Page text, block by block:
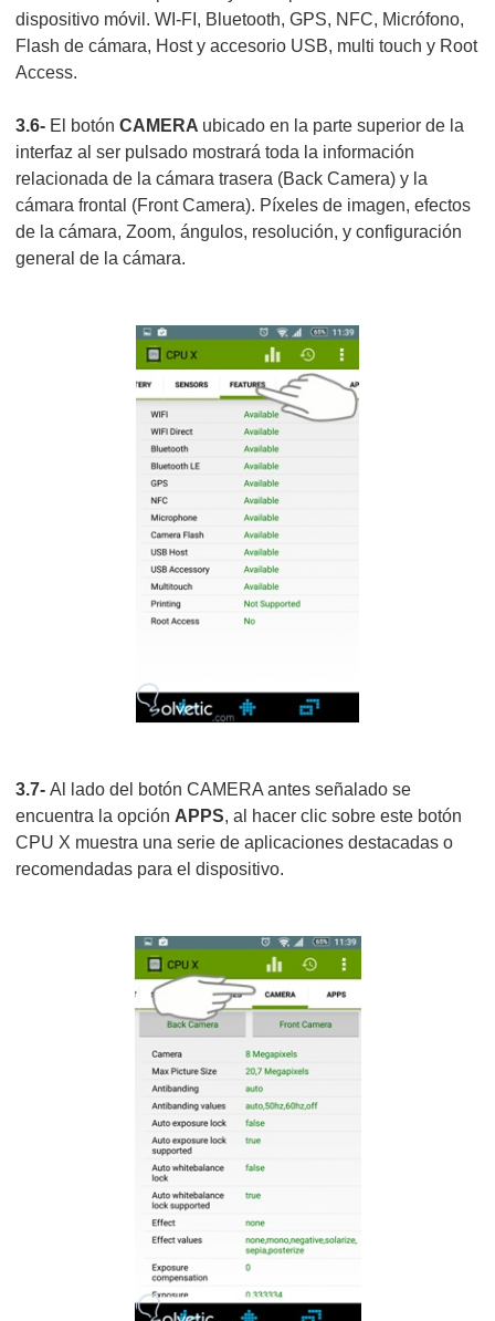
dispositivo móvil. WI-FI, Bluetooth, GPS, NFC, Micrófono,
Flash de cámara, Host y accesorio USB, multi touch y Root
Access.
3.6- El botón CAMERA ubicado en la parte superior de la
interfaz al ser pulsado mostrará toda la información
relacionada de la cámara trasera (Back Camera) y la
cámara frontal (Front Camera). Píxeles de imagen, efectos
de la cámara, Zoom, ángulos, resolución, y configuración
general de la cámara.
3.7- Al lado del botón CAMERA antes señalado se
encuentra la opción APPS, al hacer clic sobre este botón
CPU X muestra una serie de aplicaciones destacadas o
recomendadas para el dispositivo.